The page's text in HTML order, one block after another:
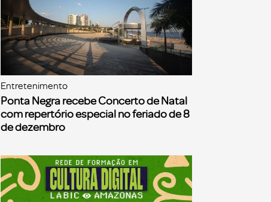
Entretenimento
Ponta Negra recebe Concerto de Natal
com repertório especial no feriado de 8
de dezembro